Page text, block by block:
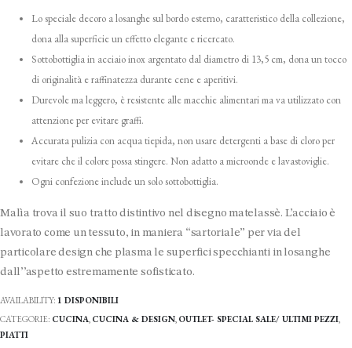
originale
era:
21.90 €.
Lo speciale decoro a losanghe sul bordo esterno, caratteristico della collezione,
dona alla superficie un effetto elegante e ricercato.
Sottobottiglia in acciaio inox argentato dal diametro di 13,5 cm, dona un tocco
di originalità e raffinatezza durante cene e aperitivi.
Durevole ma leggero, è resistente alle macchie alimentari ma va utilizzato con
attenzione per evitare graffi.
Accurata pulizia con acqua tiepida, non usare detergenti a base di cloro per
evitare che il colore possa stingere. Non adatto a microonde e lavastoviglie.
Ogni confezione include un solo sottobottiglia.
Malìa trova il suo tratto distintivo nel disegno matelassè. L’acciaio è
lavorato come un tessuto, in maniera “sartoriale” per via del
particolare design che plasma le superfici specchianti in losanghe
dall’’aspetto estremamente sofisticato.
AVAILABILITY: 1 DISPONIBILI
CATEGORIE: CUCINA CUCINA & DESIGN OUTLET- SPECIAL SALE/ ULTIMI PEZZI
PIATTI